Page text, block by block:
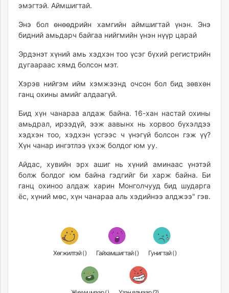
эмэгтэй. Аймшигтай.
Энэ бол өнөөдрийн хамгийн аймшигтай үнэн. Энэ
бидний амьдарч байгаа нийгмийн үнэн нүүр царай
Эрдэнэт хүний амь хэдхэн тоо үсэг бүхий регистрийн
дугаараас хямд болсон мэт.
Хэрэв нийгэм ийм хэмжээнд очсон бол бид зөвхөн
ганц охины амийг алдаагүй.
Бид хүн чанараа алдаж байна. 16-хан настай охины
амьдрал, ирээдүй, ээж аавынх нь хорвоо бүхэлдээ
хэдхэн тоо, хэдхэн үсгээс ч үнэгүй болсон гэж үү?
Хүн чанар ингэтлээ үхэж болдог юм уу.
Айдас, хувийн эрх ашиг нь хүний аминаас үнэтэй
болж болдог юм байна гэдгийг би харж байна. Би
ганц охиноо алдаж харин Монголчууд бид шударга
ёс, хүний мөс, хүн чанараа аль хэдийнээ алджээ" гэв.
Хөгжилтэй () Гайхамшигтай () Гунигтай ()